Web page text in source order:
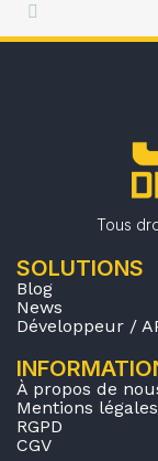
Tous
SOLUTIONS
Blog
News
Développeur /
À propos de
Mentions légales
RGPD
CGV